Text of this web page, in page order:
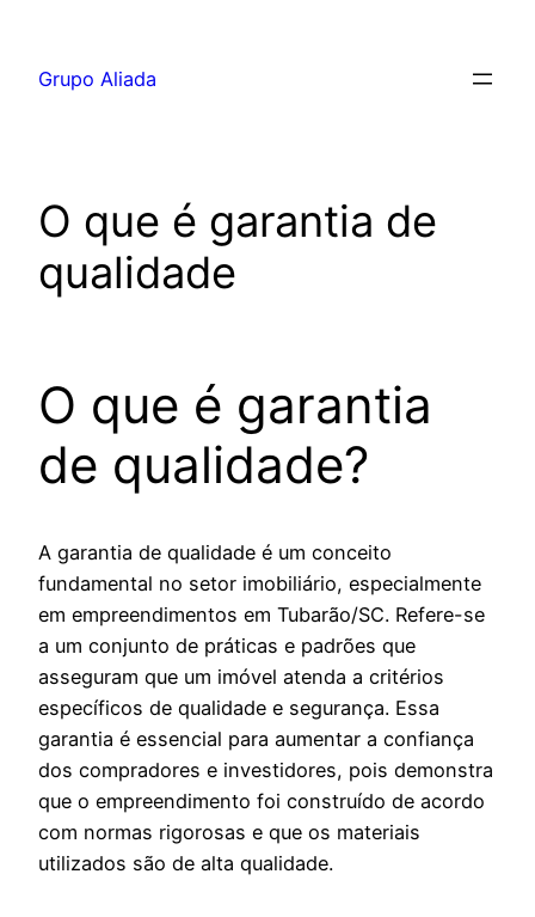
Grupo Aliada
O que é garantia de
qualidade
O que é garantia
de qualidade?
A garantia de qualidade é um conceito
fundamental no setor imobiliário, especialmente
em empreendimentos em Tubarão/SC. Refere-se
a um conjunto de práticas e padrões que
asseguram que um imóvel atenda a critérios
específicos de qualidade e segurança. Essa
garantia é essencial para aumentar a confiança
dos compradores e investidores, pois demonstra
que o empreendimento foi construído de acordo
com normas rigorosas e que os materiais
utilizados são de alta qualidade.